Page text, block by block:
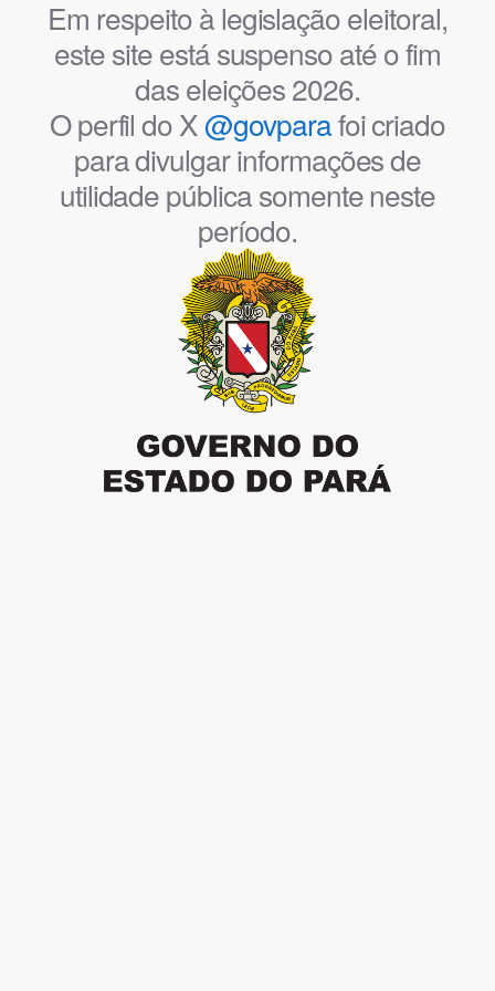
Em respeito à legislação eleitoral,
este site está suspenso até o fim
das eleições 2026.
O perfil do X@govparafoi criado
para divulgar informações de
utilidade pública somente neste
período.